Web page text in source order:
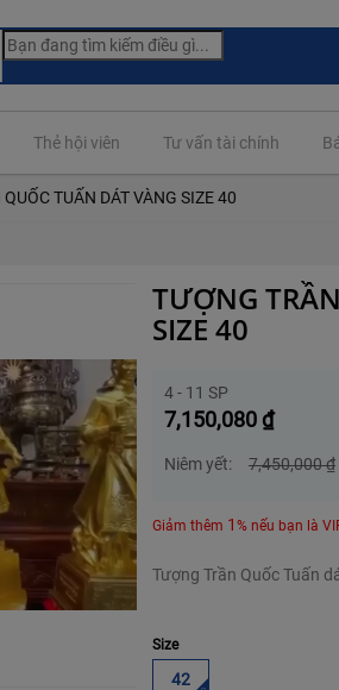
Thẻ hội viên Tư vấn tài chính
TUẤN DÁT VÀNG SIZE 40
TƯỢNG
SIZE 40
7,150,080 ₫
4 - 11 SP
Niêm yết: 7,450,000₫
Giảm thêm 1 % nếu bạn là
Tượng Trần Quốc Tuấn
Size
42